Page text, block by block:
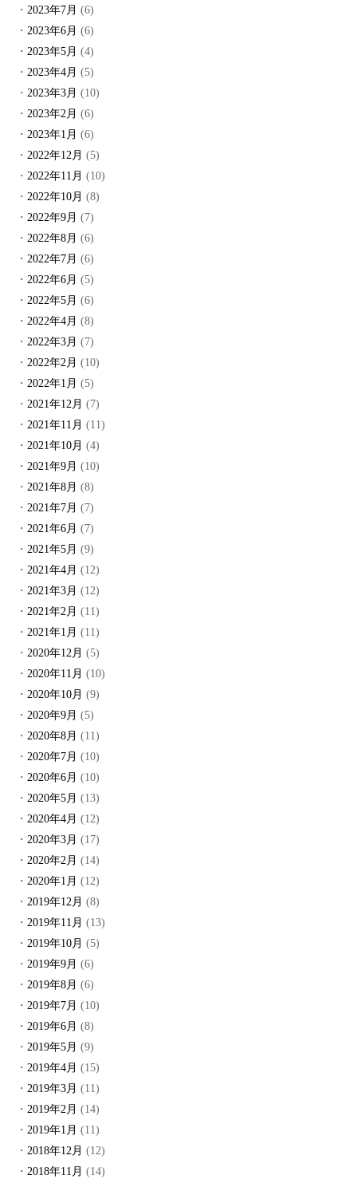
2023年7月 (6)
2023年6月 (6)
2023年5月 (4)
2023年4月 (5)
2023年3月 (10)
2023年2月 (6)
2023年1月 (6)
2022年12月 (5)
2022年11月 (10)
2022年10月 (8)
2022年9月 (7)
2022年8月 (6)
2022年7月 (6)
2022年6月 (5)
2022年5月 (6)
2022年4月 (8)
2022年3月 (7)
2022年2月 (10)
2022年1月 (5)
2021年12月 (7)
2021年11月 (11)
2021年10月 (4)
2021年9月 (10)
2021年8月 (8)
2021年7月 (7)
2021年6月 (7)
2021年5月 (9)
2021年4月 (12)
2021年3月 (12)
2021年2月 (11)
2021年1月 (11)
2020年12月 (5)
2020年11月 (10)
2020年10月 (9)
2020年9月 (5)
2020年8月 (11)
2020年7月 (10)
2020年6月 (10)
2020年5月 (13)
2020年4月 (12)
2020年3月 (17)
2020年2月 (14)
2020年1月 (12)
2019年12月 (8)
2019年11月 (13)
2019年10月 (5)
2019年9月 (6)
2019年8月 (6)
2019年7月 (10)
2019年6月 (8)
2019年5月 (9)
2019年4月 (15)
2019年3月 (11)
2019年2月 (14)
2019年1月 (11)
2018年12月 (12)
2018年11月 (14)